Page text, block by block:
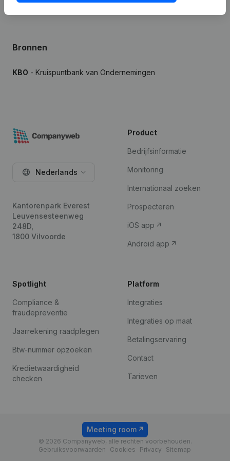
Bronnen
KBO - Kruispuntbank van Ondernemingen
Nederlands
Kantorenpark Everest
Leuvensesteenweg
248D,
1800 Vilvoorde
Product
Bedrijfsinformatie
Monitoring
Internationaal zoeken
Prospecteren
iOS app
Android app
Spotlight
Compliance &
fraudepreventie
Jaarrekening raadplegen
Btw-nummer opzoeken
Kredietwaardigheid
checken
Platform
Integraties
Integraties op maat
Betalingservaring
Contact
Tarieven
© 2026 Companyweb, alle rechten voorbehouden.
Gebruiksvoorwaarden
Cookies Privacy Sitemap
Meeting room